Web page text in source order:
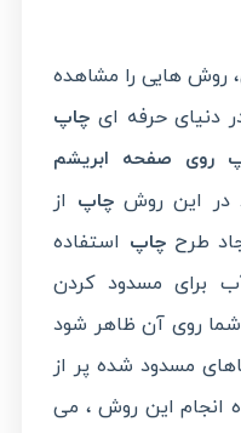
روش هایی را مشاهده
دنیای حرفه ای چاپ
روی صفحه ابریشم
در این روشچاپ از
طرحچاپ استفاده
برای مسدود کردن
روی آن ظاهر شود
مسدود شده پر از
انجام این روش ، می